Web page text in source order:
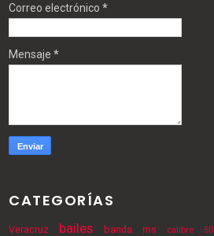
Correo electrónico*
Mensaje*
CATEGORÍAS
Veracruz bailes banda ms calibre 50